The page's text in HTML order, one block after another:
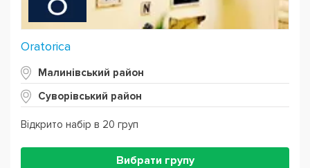
Oratorica
Малинівський район
Суворівський район
Відкрито набір в 20 груп
Вибрати групу